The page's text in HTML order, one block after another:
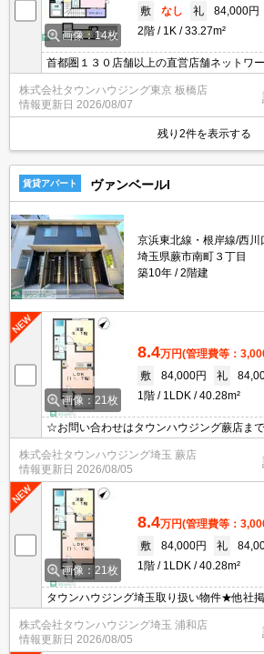
画像：14枚
敷
なし 礼
84,000円
2階
1K 33.27m²
首都圏１３０店舗以上の直営店舗ネットワ
合ったお部屋をお探しさせて頂きます☆賃
まとめてご紹介☆何でもご相談下さい♪
株式会社タウンハウジング東京 板橋店
情報更新日 2026/08/07
残り2件を表示する
賃貸アパート ヴァンベールI
京浜東北線・根岸線/西
埼玉県蕨市南町３丁目
築10年
2階建
画像：21枚
8.4万円(管理費等：
敷
84,000円 礼
1階
1LDK 40.28m²
☆お問い合わせはタウンハウジング蕨店ま
決済相談☆オンラインでの内見・契約もお
株式会社タウンハウジング埼玉 蕨店
情報更新日 2026/08/05
画像：21枚
8.4万円(管理費等：
敷
84,000円 礼
1階
1LDK 40.28m²
タウンハウジング埼玉取り扱い物件★他社掲
できます・オンラインでの面談＆見学も対応
株式会社タウンハウジング埼玉 浦和店
情報更新日 2026/08/05